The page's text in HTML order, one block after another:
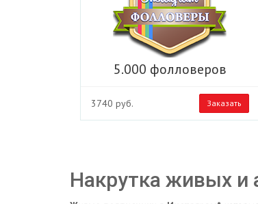
5.000 фолловеров
3740 руб. Заказать
Накрутка живых и